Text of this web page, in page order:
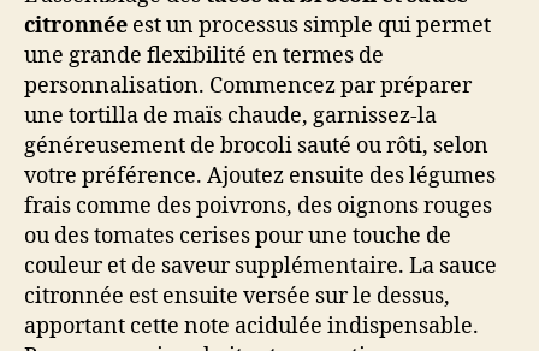
citronnée est un processus simple qui permet
une grande flexibilité en termes de
personnalisation. Commencez par préparer
une tortilla de maïs chaude, garnissez-la
généreusement de brocoli sauté ou rôti, selon
votre préférence. Ajoutez ensuite des légumes
frais comme des poivrons, des oignons rouges
ou des tomates cerises pour une touche de
couleur et de saveur supplémentaire. La sauce
citronnée est ensuite versée sur le dessus,
apportant cette note acidulée indispensable.